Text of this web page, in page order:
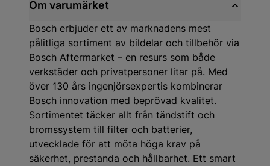
Om varumärket
Bosch erbjuder ett av marknadens mest
pålitliga sortiment av bildelar och tillbehör via
Bosch Aftermarket – en resurs som både
verkstäder och privatpersoner litar på. Med
över 130 års ingenjörsexpertis kombinerar
Bosch innovation med beprövad kvalitet.
Sortimentet täcker allt från tändstift och
bromssystem till filter och batterier,
utvecklade för att möta höga krav på
säkerhet, prestanda och hållbarhet. Ett smart